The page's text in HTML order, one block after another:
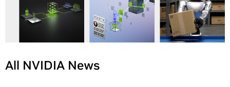
All NVIDIA News